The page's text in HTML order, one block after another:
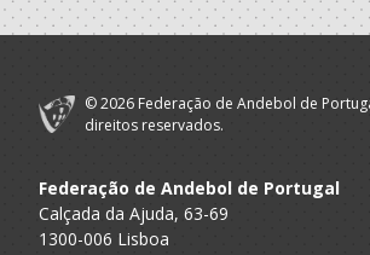
© 2026 Federação de Andebol de
direitos reservados.
Federação de Andebol de Portugal
Calçada da Ajuda, 63-69
1300-006 Lisboa